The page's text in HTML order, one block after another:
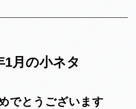
1月の小ネタ
でとうございます